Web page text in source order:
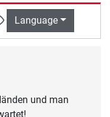
Language
und man